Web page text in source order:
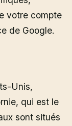
votre compte
de Google.
Unis,
qui est le
sont situés